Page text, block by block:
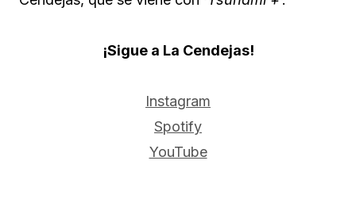
¡Sigue a La Cendejas!
Instagram
Spotify
YouTube